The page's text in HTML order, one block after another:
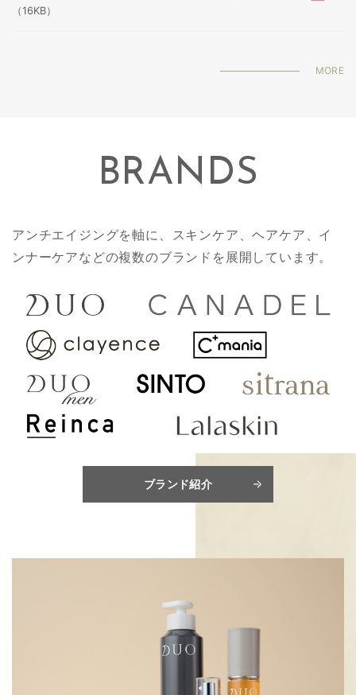
（16KB）
MORE
BRANDS
アンチエイジングを軸に、スキンケア、ヘアケア、イ
ンナーケアなどの複数のブランドを展開しています。
ブランド紹介